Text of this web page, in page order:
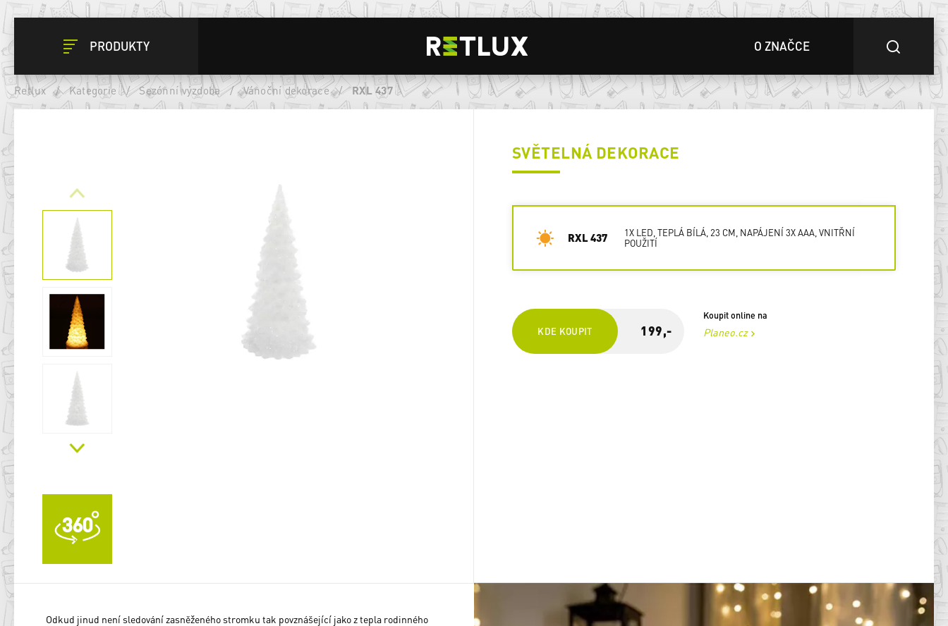
PRODUKTY O ZNAČCE
Retlux / Kategorie / Sezónní výzdoba / Vánoční dekorace / RXL 437
SVĚTELNÁ DEKORACE
RXL 437
1X LED, TEPLÁ BÍLÁ, 23 CM, NAPÁJENÍ 3X AAA, VNITŘNÍ
POUŽITÍ
KDE KOUPIT 199,-
Koupit online na
Planeo.cz
Odkud jinud není sledování zasněženého stromku tak povznášející jako z tepla rodinného